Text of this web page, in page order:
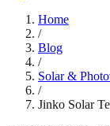
Home
/
Blog
/
Solar &
/
Jinko Solar